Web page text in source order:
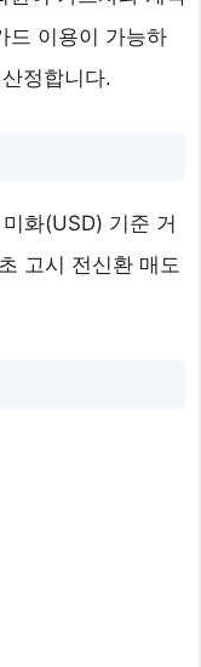
드 이용이 가능하
정합니다.
화(USD) 기준 거
고시 전신환 매도